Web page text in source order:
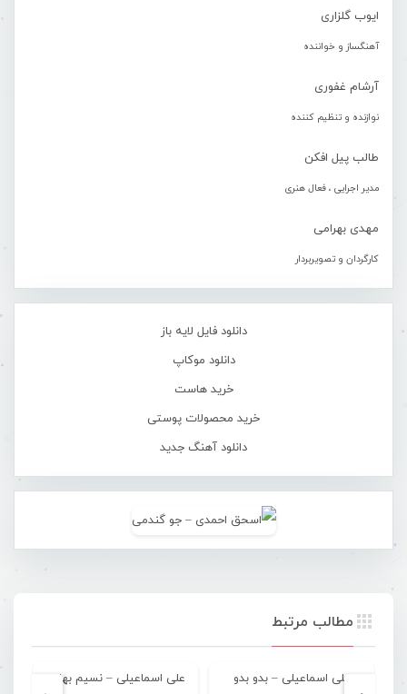
ایوب گلزاری
آهنگساز و خواننده
آرشام غفوری
نوازنده و تنظیم کننده
طالب پیل افکن
مدیر اجرایی ، فعال هنری
مهدی بهرامی
کارگردان و تصویربردار
دانلود فایل لایه باز
دانلود موکاپ
خرید هاست
خرید محصولات پوستی
دانلود آهنگ جدید
مطالب مرتبط
علی اسماعیلی – بدو بدو علی اسماعیلی – نسیم بهاری